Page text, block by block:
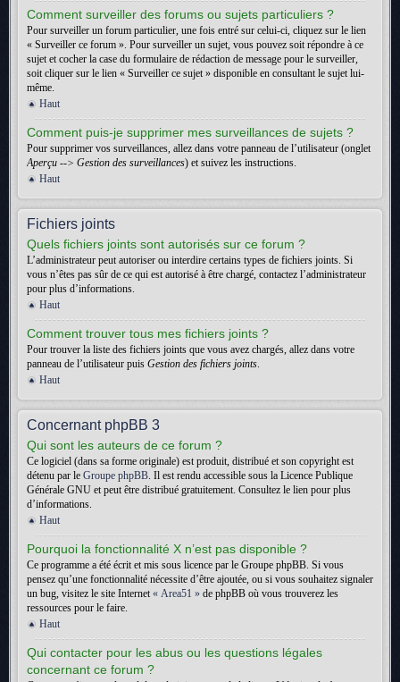
Comment surveiller des forums ou sujets particuliers ?
Pour surveiller un forum particulier, une fois entré sur celui-ci, cliquez sur le lien
« Surveiller ce forum ». Pour surveiller un sujet, vous pouvez soit répondre à ce
sujet et cocher la case du formulaire de rédaction de message pour le surveiller,
soit cliquer sur le lien « Surveiller ce sujet » disponible en consultant le sujet lui-
même.
Haut
Comment puis-je supprimer mes surveillances de sujets ?
Pour supprimer vos surveillances, allez dans votre panneau de l’utilisateur (onglet
Aperçu --> Gestion des surveillances) et suivez les instructions.
Haut
Fichiers joints
Quels fichiers joints sont autorisés sur ce forum ?
L’administrateur peut autoriser ou interdire certains types de fichiers joints. Si
vous n’êtes pas sûr de ce qui est autorisé à être chargé, contactez l’administrateur
pour plus d’informations.
Haut
Comment trouver tous mes fichiers joints ?
Pour trouver la liste des fichiers joints que vous avez chargés, allez dans votre
panneau de l’utilisateur puis Gestion des fichiers joints.
Haut
Concernant phpBB 3
Qui sont les auteurs de ce forum ?
Ce logiciel (dans sa forme originale) est produit, distribué et son copyright est
détenu par le Groupe phpBB. Il est rendu accessible sous la Licence Publique
Générale GNU et peut être distribué gratuitement. Consultez le lien pour plus
d’informations.
Haut
Pourquoi la fonctionnalité X n’est pas disponible ?
Ce programme a été écrit et mis sous licence par le Groupe phpBB. Si vous
pensez qu’une fonctionnalité nécessite d’être ajoutée, ou si vous souhaitez signaler
un bug, visitez le site Internet« Area51 » de phpBB où vous trouverez les
ressources pour le faire.
Haut
Qui contacter pour les abus ou les questions légales
concernant ce forum ?